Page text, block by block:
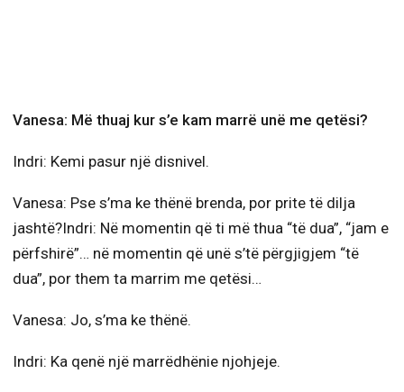
Vanesa: Më thuaj kur s’e kam marrë unë me qetësi?
Indri: Kemi pasur një disnivel.
Vanesa: Pse s’ma ke thënë brenda, por prite të dilja
jashtë?Indri: Në momentin që ti më thua “të dua”, “jam e
përfshirë”… në momentin që unë s’të përgjigjem “të
dua”, por them ta marrim me qetësi…
Vanesa: Jo, s’ma ke thënë.
Indri: Ka qenë një marrëdhënie njohjeje.